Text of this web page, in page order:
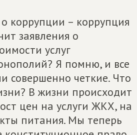
коррупции – коррупция
заявления о
услуг
Я помню, и все
совершенно четкие. Что
В жизни происходит
цен на услуги ЖКХ, на
питания. Мы теперь